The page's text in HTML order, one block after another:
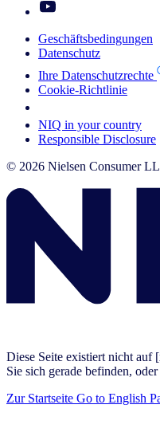
Geschäftsbedingungen
Datenschutz
Ihre Datenschutzrechte
Cookie-Richtlinie
NIQ in your country
Responsible Disclosure
© 2026 Nielsen Consumer
Diese Seite existiert nicht auf
Sie sich gerade befinden,
Zur Startseite Go to English